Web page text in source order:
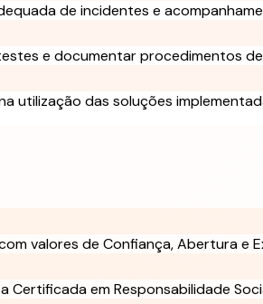
de incidentes e
e documentar procedimentos
utilização das soluções
valores de Confiança, Abertura e
Certificada em Responsabilidade